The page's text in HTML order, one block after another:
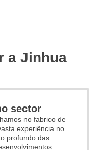
a Jinhua
sector
no fabrico de
experiência no
profundo das